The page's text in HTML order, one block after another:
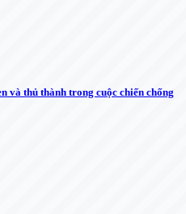
và thủ thành trong cuộc chiến chống